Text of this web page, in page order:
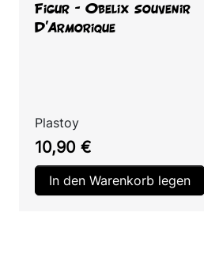
Figur – Obelix souvenir
D'Armorique
Plastoy
Preis
10,90 €
In den Warenkorb legen